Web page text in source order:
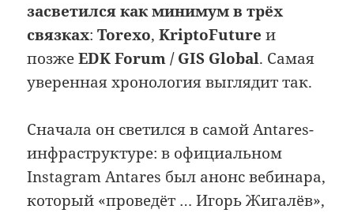
засветился как минимум в трёх
связках:Torexo,KriptoFuture и
позжеEDK Forum / GIS Global. Самая
уверенная хронология выглядит так.
Сначала он светился в самой Antares-
инфраструктуре: в официальном
Instagram Antares был анонс вебинара,
который «проведёт … Игорь Жигалёв»,